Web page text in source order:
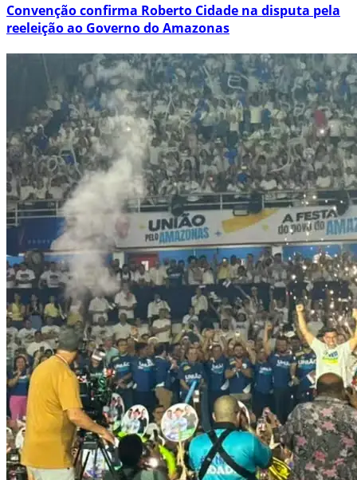
Convenção confirma Roberto Cidade na disputa pela
reeleição ao Governo do Amazonas